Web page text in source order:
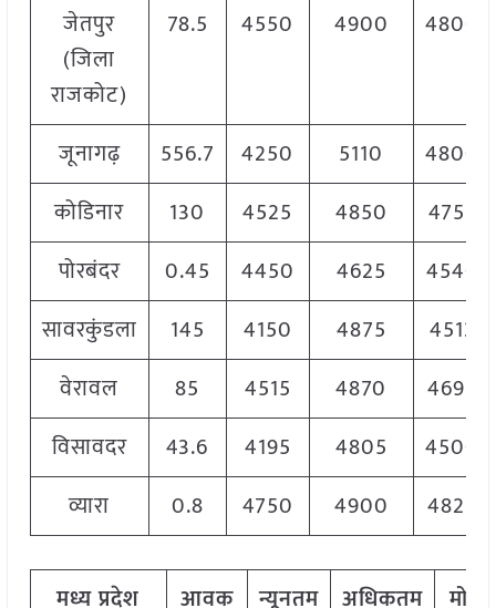
जेतपुर
(जिला
राजकोट)
78.5 4550 4900 4800
जूनागढ़ 556.7 4250 5110
4800
कोडिनार
130 4525 4850
4755
पोरबंदर
0.45 4450 4625
4540
सावरकुंडला
145 4150 4875
4513
वेरावल
85 4515 4870
4695
विसावदर
43.6 4195 4805
4500
व्यारा
0.8 4750 4900 4825
मध्यप्रदेश आवक न्यूनतम अधिकतम मोडल